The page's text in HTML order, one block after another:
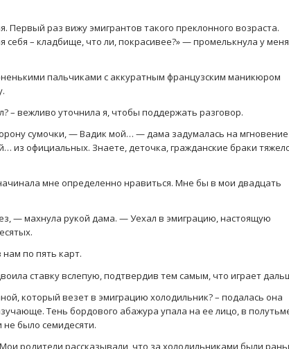
Первый раз вижу эмигрантов такого преклонного возраста.
себя – кладбище, что ли, покрасивее?» — промелькнула у меня
пальчиками с аккуратным французским маникюром
– вежливо уточнила я, чтобы поддержать разговор.
сумочки, — Вадик мой… — дама задумалась на
из официальных. Знаете, деточка, гражданские браки
мне определенно нравиться. Мне бы в мои двадцать
— махнула рукой дама. — Уехал в эмиграцию, настоящую
по пять карт.
ставку вслепую, подтвердив тем самым, что играет
который везет в эмиграцию холодильник? – подалась она
Тень бордового абажура упала на ее лицо, в
было семидесяти.
родители рассказывали, что за холодильниками были